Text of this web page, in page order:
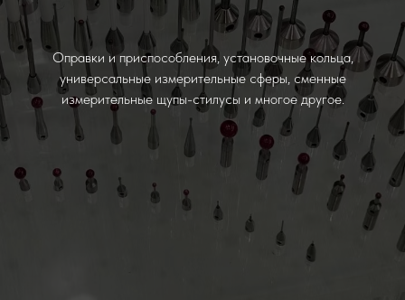
Оправки и приспособления, установочные кольца,
универсальные измерительные сферы, сменные
измерительные щупы-стилусы и многое другое.